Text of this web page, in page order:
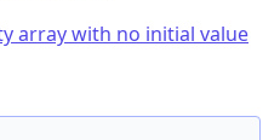
array with no initial value